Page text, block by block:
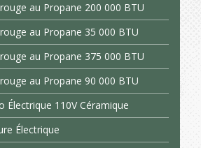
au Propane 200 000 BTU
au Propane 35 000 BTU
au Propane 375 000 BTU
au Propane 90 000 BTU
Électrique 110V Céramique
Électrique